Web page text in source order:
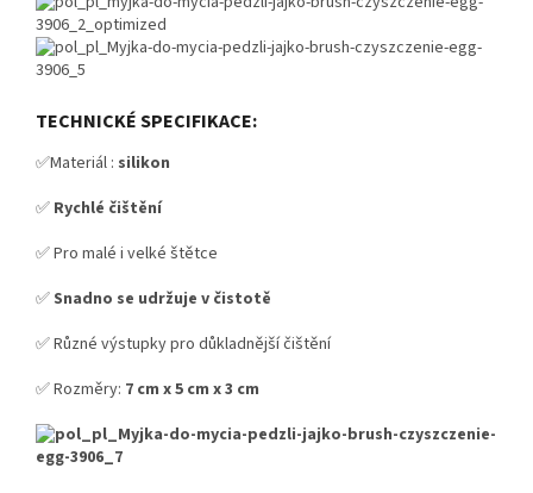
TECHNICKÉ SPECIFIKACE:
✅Materiál : silikon
✅ Rychlé čištění
✅ Pro malé i velké štětce
✅Snadno se udržuje v čistotě
✅ Různé výstupky pro důkladnější čištění
✅ Rozměry: 7 cm x 5 cm x 3 cm